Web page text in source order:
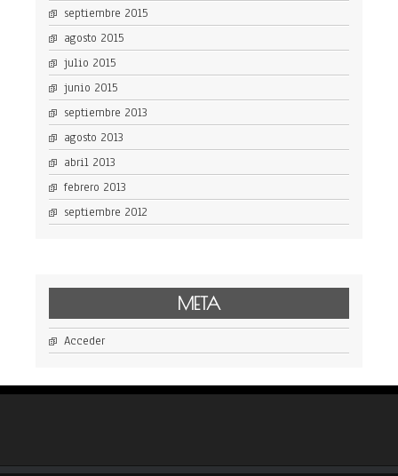
septiembre 2015
agosto 2015
julio 2015
junio 2015
septiembre 2013
agosto 2013
abril 2013
febrero 2013
septiembre 2012
META
Acceder